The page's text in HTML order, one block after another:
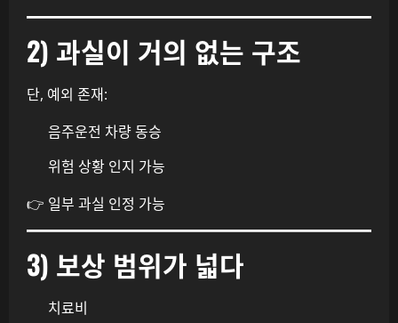
2) 과실이 거의 없는 구조
단, 예외 존재:
음주운전 차량 동승
위험 상황 인지 가능
👉 일부 과실 인정 가능
3) 보상 범위가 넓다
치료비